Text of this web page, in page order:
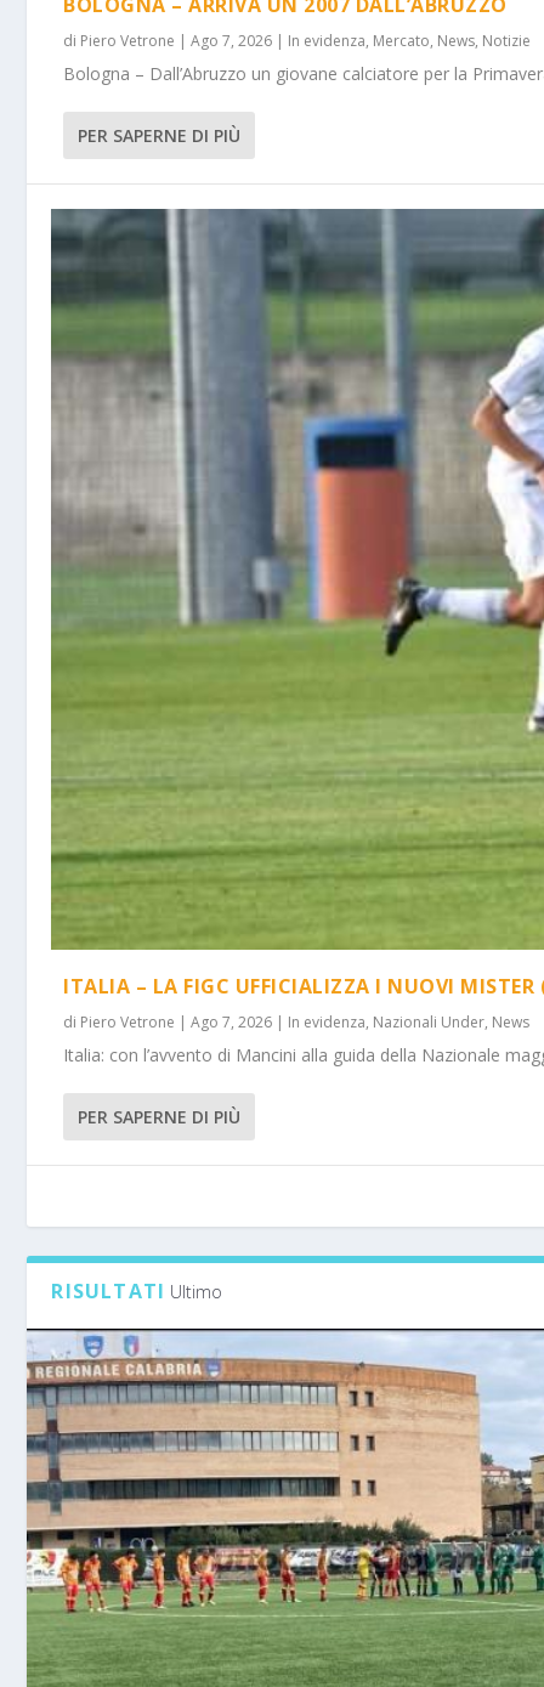
di Piero Vetrone |Ago 7, 2026 | In evidenza, Mercato, News, Notizie
Bologna – Dall’Abruzzo un giovane calciatore per la
PER SAPERNE DI PIÙ
ITALIA – LA FIGC UFFICIALIZZA I NUOVI MISTER
di Piero Vetrone |Ago 7, 2026 | In evidenza, Nazionali Under, News
Italia: con l’avvento di Mancini alla guida della Nazionale
PER SAPERNE DI PIÙ
RISULTATI Ultimo